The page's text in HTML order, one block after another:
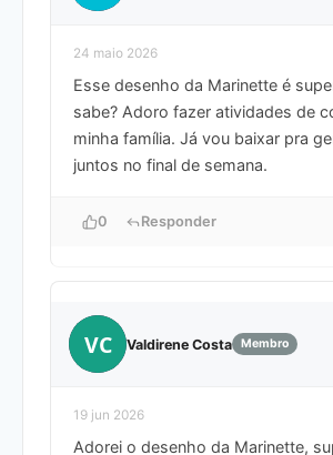
24 maio 2026
Esse desenho da Marinette é
sabe? Adoro fazer atividades de
minha família. Já vou baixar pra
juntos no final de semana.
0 Responder
VC Valdirene Costa Membro
19 jun 2026
Adorei o desenho da Marinette,